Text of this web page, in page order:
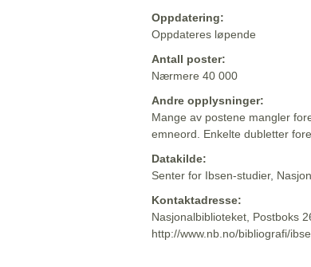
Oppdatering:
Oppdateres løpende
Antall poster:
Nærmere 40 000
Andre opplysninger:
Mange av postene mangler
emneord. Enkelte dubletter
Datakilde:
Senter for Ibsen-studier,
Kontaktadresse:
Nasjonalbiblioteket, Postboks
http://www.nb.no/bibliografi/